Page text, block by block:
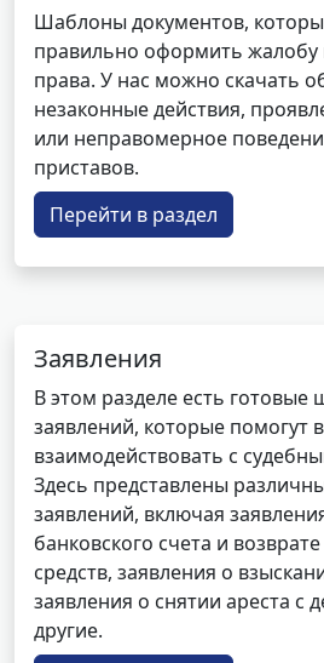
Шаблоны документов,
правильно оформить жалобу
права. У нас можно скачать
незаконные действия,
или неправомерное
приставов.
Перейти в раздел
Заявления
В этом разделе есть готовые
заявлений, которые помогут
взаимодействовать с
Здесь представлены
заявлений, включая
банковского счета и
средств, заявления о
заявления о снятии ареста с
другие.